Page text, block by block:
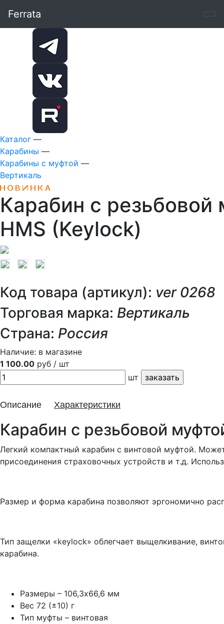
Ferrata
Каталог —
Карабины —
Карабины с муфтой —
Вертикаль
Карабин с резьбовой
HMS (Keylock)
Код товара (артикул): ver 0268
Торговая марка: Вертикаль
Страна: Россия
Наличие: в магазине
1 100.00 руб / шт
шт
Описание Характеристики
Карабин с резьбовой
Легкий компактный карабин с винтовой муфтой.
присоединения страховочных устройств и т.д.
Размер и форма карабина позволяют эргономично
Тип защелки «keylock» облегчает выщелкивание,
карабина.
Размеры – 106,3х66,6 мм
Вес 72 (±10) г
Тип муфты – винтовая